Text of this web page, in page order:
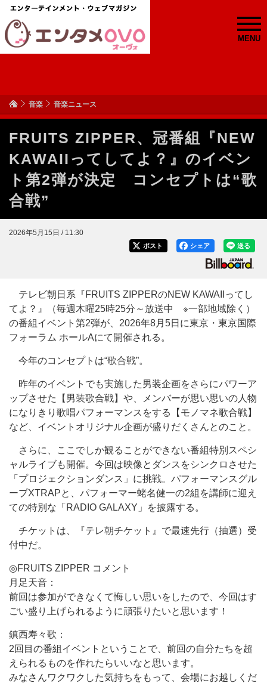
MENU
音楽 音楽ニュース
FRUITS ZIPPER、冠番組『NEW
KAWAIIってしてよ？』のイベン
ト第2弾が決定 コンセプトは“歌
合戦”
2026年5月15日 / 11:30
送る
シェア
ポスト
テレビ朝日系『FRUITS ZIPPERのNEW KAWAIIってし
てよ？』（毎週木曜25時25分～放送中 ※一部地域除く）
の番組イベント第2弾が、2026年8月5日に東京・東京国際
フォーラム ホールAにて開催される。
今年のコンセプトは“歌合戦”。
昨年のイベントでも実施した男装企画をさらにパワーア
ップさせた【男装歌合戦】や、メンバーが思い思いの人物
になりきり歌唱パフォーマンスをする【モノマネ歌合戦】
など、イベントオリジナル企画が盛りだくさんとのこと。
さらに、ここでしか観ることができない番組特別スペシ
ャルライブも開催。今回は映像とダンスをシンクロさせた
「プロジェクションダンス」に挑戦。パフォーマンスグル
ープXTRAPと、パフォーマー蛯名健一の2組を講師に迎え
ての特別な「RADIO GALAXY」を披露する。
チケットは、『テレ朝チケット』で最速先行（抽選）受
付中だ。
◎FRUITS ZIPPER コメント
月足天音：
前回は参加ができなくて悔しい思いをしたので、今回はす
ごい盛り上げられるように頑張りたいと思います！
鎮西寿々歌：
2回目の番組イベントということで、前回の自分たちを超
えられるものを作れたらいいなと思います。
みなさんワクワクした気持ちをもって、会場にお越しくだ